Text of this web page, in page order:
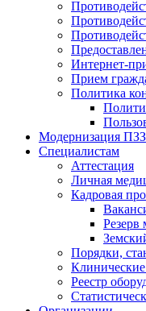
Интернет-
Прием
Политика
Модернизация ПЗЗ
Специалистам
Аттестация
Личная
Кадровая
Резерв
Порядки,
Реестр